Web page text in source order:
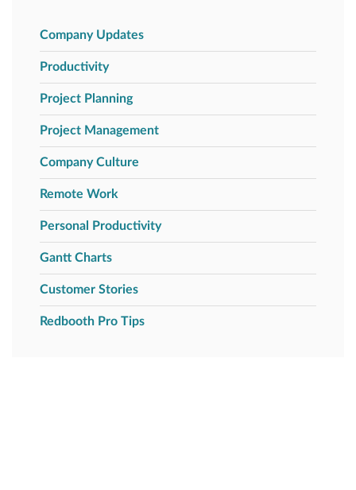
Company Updates
Productivity
Project Planning
Project Management
Company Culture
Remote Work
Personal Productivity
Gantt Charts
Customer Stories
Redbooth Pro Tips